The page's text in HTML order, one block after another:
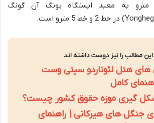
مترو به معبد ایستگاه یونگ آن گونگ
این مطالب را نیز دوست داشته اند
های هتل لئوناردو سیتی وست
کامل
گیری موزه حقوق کشور چیست؟
جنگل های هیرکانی | راهنمای